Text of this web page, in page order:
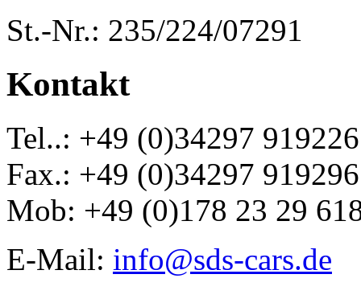
St.-Nr.: 235/224/07291
Kontakt
Tel..: +49 (0)34297 919226
Fax.: +49 (0)34297 919296
Mob: +49 (0)178 23 29
E-Mail: info@sds-cars.de